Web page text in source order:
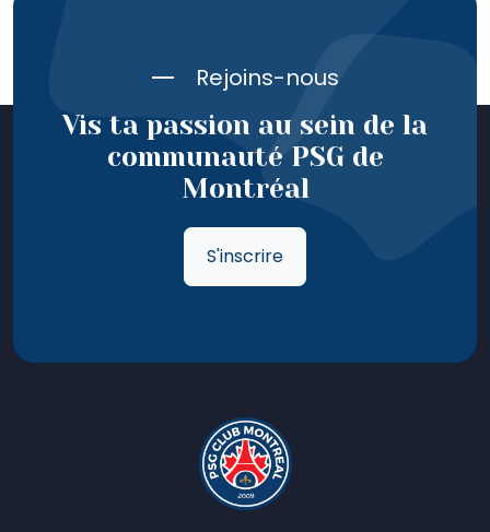
Rejoins-nous
Vis ta passion au sein de la
communauté PSG de
Montréal
S'inscrire